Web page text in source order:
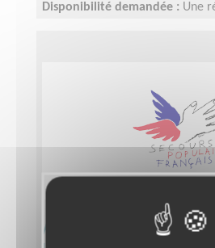
Disponibilité demandée : Une
suivant les missions prises en
Apporter son